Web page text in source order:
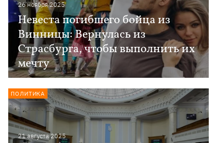
26 ноября 2025
Невеста погибшего бойца из
Винницы: Вернулась из
Страсбурга, чтобы выполнить их
мечту
21 августа 2025
ПОЛИТИКА